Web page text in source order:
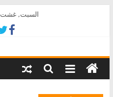
السبت, غشت 8, 2026
AkalPress
منبر